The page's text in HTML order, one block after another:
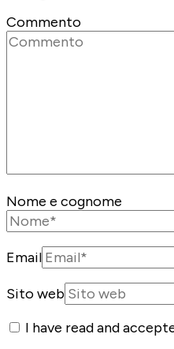
Commento
Nome e cognome
Email
Sito web
I have read and